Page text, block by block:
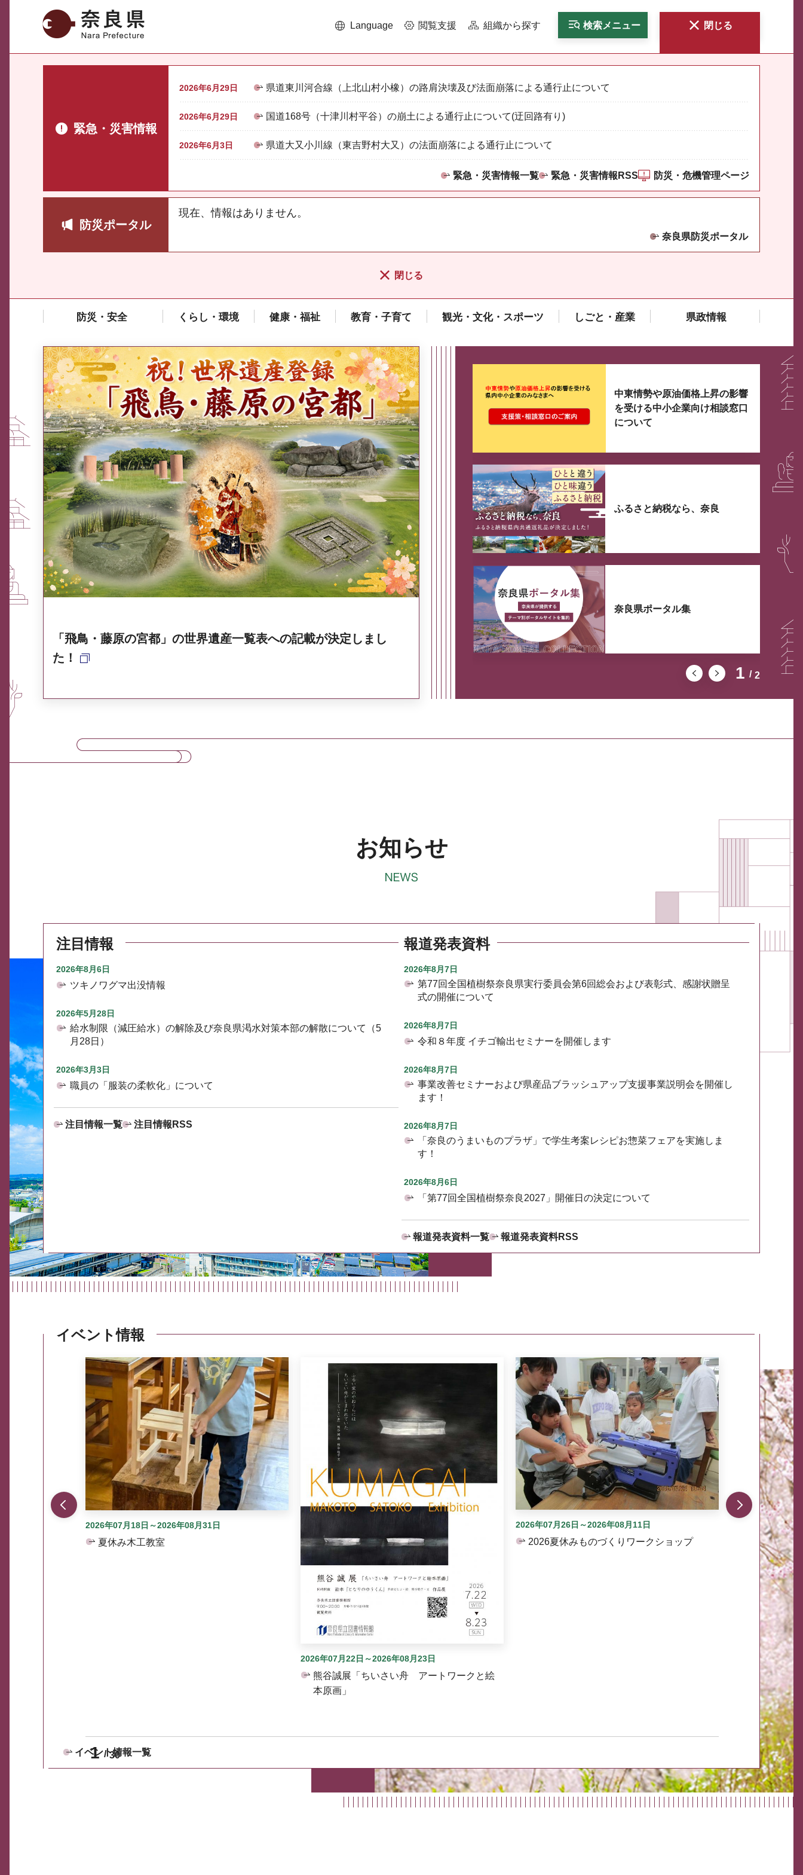
奈良県 Language 閲覧支援 組織から探す 検索メニュー 閉じる
緊急・災害情報
2026年6月29日 県道東川河合線（上北山村小橡）の路肩決壊及び法面崩落による通行止について
2026年6月29日 国道168号（十津川村平谷）の崩土による通行止について(迂回路有り)
2026年6月3日 県道大又小川線（東吉野村大又）の法面崩落による通行止について
緊急・災害情報一覧 緊急・災害情報RSS 防災・危機管理ページ
防災ポータル
現在、情報はありません。
奈良県防災ポータル
閉じる
防災・安全 くらし・環境 健康・福祉 教育・子育て 観光・文化・スポーツ しごと・産業 県政情報
「飛鳥・藤原の宮都」の世界遺産一覧表への記載が決定しまし
た！
ここから最大3つずつ情報が表示されるスライダーがあります。
1 2
中東情勢や原油価格上昇の影響
を受ける中小企業向け相談窓口
について
ふるさと納税なら、奈良
県広報誌「県民だより奈良」
2026年8月号
奈良県政策集
中東情勢や原油価格上昇の影響
を受ける中小企業向け相談窓口
について
ふるさと納税なら、奈良
奈良県ポータル集
お知らせ
注目情報
2026年8月6日
ツキノワグマ出没情報
2026年5月28日
給水制限（減圧給水）の解除及び奈良県渇水対策本部の解散について（5
月28日）
2026年3月3日
職員の「服装の柔軟化」について
注目情報一覧 注目情報RSS
報道発表資料
2026年8月7日
第77回全国植樹祭奈良県実行委員会第6回総会および表彰式、感謝状贈呈
式の開催について
2026年8月7日
令和８年度 イチゴ輸出セミナーを開催します
2026年8月7日
事業改善セミナーおよび県産品ブラッシュアップ支援事業説明会を開催し
ます！
2026年8月7日
「奈良のうまいものプラザ」で学生考案レシピお惣菜フェアを実施しま
す！
2026年8月6日
「第77回全国植樹祭奈良2027」開催日の決定について
報道発表資料一覧 報道発表資料RSS
イベント情報
1 30
2026年07月18日～2026年08月31日
夏休み木工教室
2026年07月22日～2026年08月23日
熊谷誠展「ちいさい舟 アートワークと絵
本原画」
2026年07月26日～2026年08月11日
2026夏休みものづくりワークショップ
イベント情報一覧